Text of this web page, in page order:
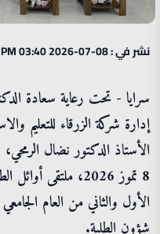
نشر في : 08-07-2026 03:40 PM
سرايا - تحت رعاية سعادة
إدارة شركة الزرقاء للتعليم
الأستاذ الدكتور نضال
8 تموز 2026، ملتقى